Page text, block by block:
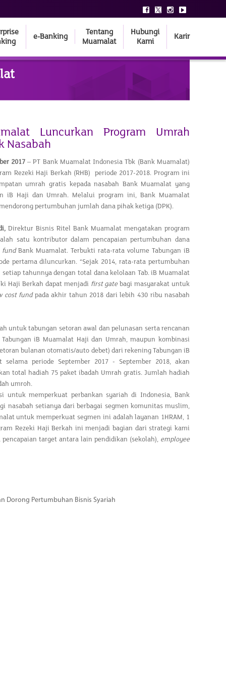
e-Banking
Tentang
Muamalat
Hubungi
Kami
Karir
Luncurkan Program Umrah
Nasabah
2017– PT Bank Muamalat Indonesia Tbk (Bank Muamalat)
Rezeki Haji Berkah (RHB) periode 2017-2018. Program ini
umrah gratis kepada nasabah Bank Muamalat yang
iB Haji dan Umrah. Melalui program ini, Bank Muamalat
pertumbuhan jumlah dana pihak ketiga (DPK).
Direktur Bisnis Ritel Bank Muamalat mengatakan program
satu kontributor dalam pencapaian pertumbuhan dana
fundBank Muamalat. Terbukti rata-rata volume Tabungan iB
pertama diluncurkan. “Sejak 2014, rata-rata pertumbuhan
tahunnya dengan total dana kelolaan Tab. iB Muamalat
Haji Berkah dapat menjadi first gatebagi masyarakat untuk
cost fundpada akhir tahun 2018 dari lebih 430 ribu nasabah
untuk tabungan setoran awal dan pelunasan serta rencanan
iB Muamalat Haji dan Umrah, maupun kombinasi
bulanan otomatis/auto debet) dari rekening Tabungan iB
periode September 2017 - September 2018, akan
total hadiah 75 paket ibadah Umrah gratis. Jumlah hadiah
umroh.
memperkuat perbankan syariah di Indonesia, Bank
nasabah setianya dari berbagai segmen komunitas muslim,
untuk memperkuat segmen ini adalah layanan 1HRAM, 1
Rezeki Haji Berkah ini menjadi bagian dari strategi kami
target antara lain pendidikan (sekolah), employee
Dorong Pertumbuhan Bisnis Syariah